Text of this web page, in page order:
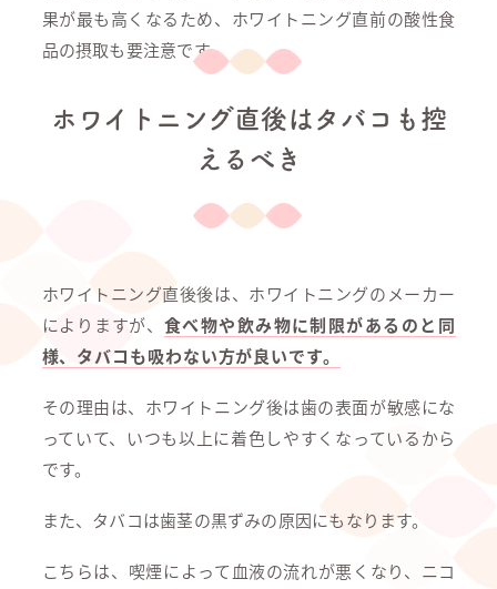
果が最も高くなるため、ホワイトニング直前の酸性食
品の摂取も要注意です。
ホワイトニング直後はタバコも控
えるべき
ホワイトニング直後後は、ホワイトニングのメーカー
によりますが、 食べ物や飲み物に制限があるのと同
様、タバコも吸わない方が良いです。
その理由は、ホワイトニング後は歯の表面が敏感にな
っていて、いつも以上に着色しやすくなっているから
です。
また、タバコは歯茎の黒ずみの原因にもなります。
こちらは、喫煙によって血液の流れが悪くなり、ニコ